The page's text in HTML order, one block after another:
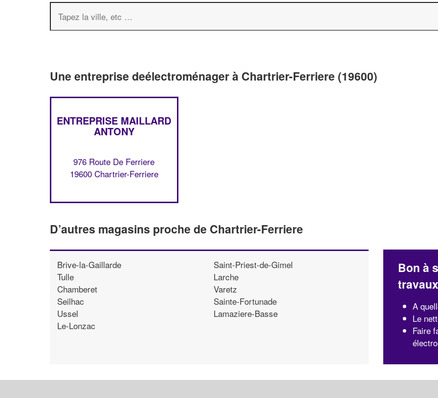
Une entreprise deélectroménager à Chartrier-Ferriere (19600)
ENTREPRISE MAILLARD
ANTONY
976 Route De Ferriere
19600 Chartrier-Ferriere
D’autres magasins proche de Chartrier-Ferriere
Brive-la-Gaillarde
Tulle
Chamberet
Seilhac
Ussel
Le-Lonzac
Saint-Priest-de-Gimel
Larche
Varetz
Sainte-Fortunade
Lamaziere-Basse
Bon à
travaux
A
Le
Faire